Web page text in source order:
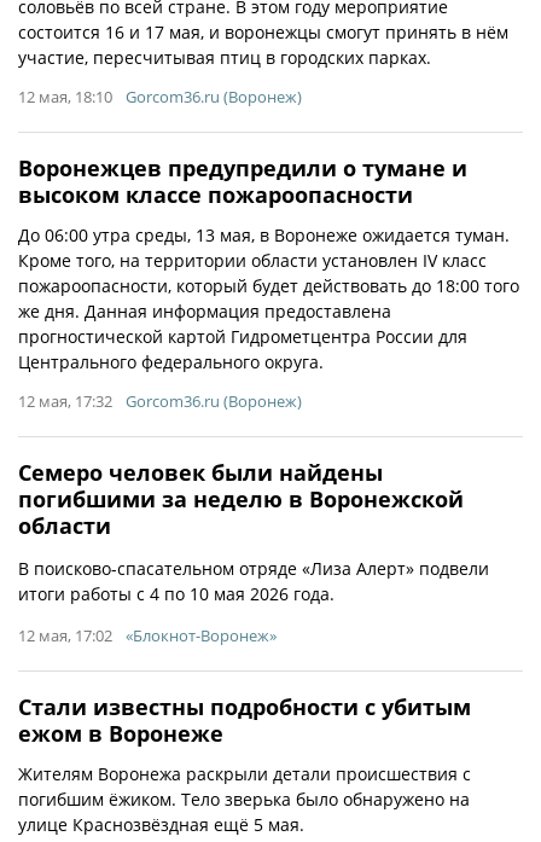
соловьёв по всей стране. В этом году мероприятие
состоится 16 и 17 мая, и воронежцы смогут принять в нём
участие, пересчитывая птиц в городских парках.
12 мая, 18:10 Gorcom36.ru (Воронеж)
Воронежцев предупредили о тумане и
высоком классе пожароопасности
До 06:00 утра среды, 13 мая, в Воронеже ожидается туман.
Кроме того, на территории области установлен IV класс
пожароопасности, который будет действовать до 18:00 того
же дня. Данная информация предоставлена
прогностической картой Гидрометцентра России для
Центрального федерального округа.
12 мая, 17:32 Gorcom36.ru (Воронеж)
Семеро человек были найдены
погибшими за неделю в Воронежской
области
В поисково-спасательном отряде «Лиза Алерт» подвели
итоги работы с 4 по 10 мая 2026 года.
12 мая, 17:02 «Блокнот-Воронеж»
Стали известны подробности с убитым
ежом в Воронеже
Жителям Воронежа раскрыли детали происшествия с
погибшим ёжиком. Тело зверька было обнаружено на
улице Краснозвёздная ещё 5 мая.